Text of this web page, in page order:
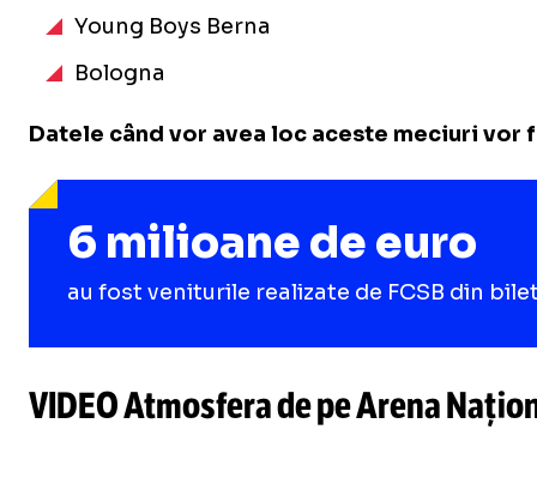
Young Boys Berna
Bologna
Datele când vor avea loc aceste meciuri vor
6 milioane de euro
au fost veniturile realizate de FCSB din
VIDEO Atmosfera de pe Arena